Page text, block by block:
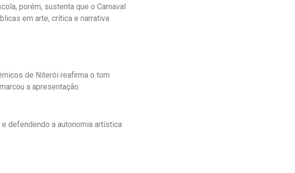
porém, sustenta que o Carnaval
em arte, crítica e narrativa
de Niterói reafirma o tom
a apresentação:
defendendo a autonomia artística